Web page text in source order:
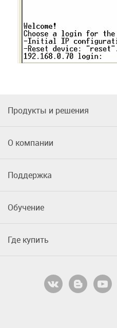
Продукты и решения
О компании
Поддержка
Обучение
Где купить